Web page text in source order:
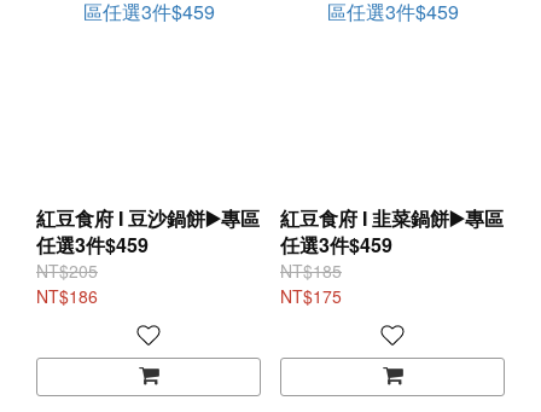
紅豆食府 I 豆沙鍋餅▶️專區
任選3件$459
NT$205
NT$186
紅豆食府 I 韭菜鍋餅▶️專區
任選3件$459
NT$185
NT$175